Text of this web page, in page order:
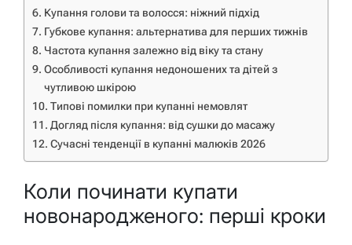
Купання голови та волосся: ніжний підхід
Губкове купання: альтернатива для перших тижнів
Частота купання залежно від віку та стану
Особливості купання недоношених та дітей з
чутливою шкірою
Типові помилки при купанні немовлят
Догляд після купання: від сушки до масажу
Сучасні тенденції в купанні малюків 2026
Коли починати купати
новонародженого: перші кроки